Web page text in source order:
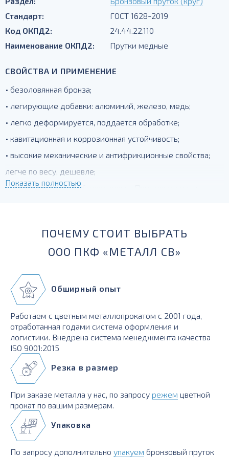
Стандарт:
ГОСТ 1628-2019
Код ОКПД2:
24.44.22.110
Наименование ОКПД2:
Прутки медные
СВОЙСТВА И ПРИМЕНЕНИЕ
• безоловянная бронза;
• легирующие добавки: алюминий, железо, медь;
• легко деформируется, поддается обработке;
• кавитационная и коррозионная устойчивость;
• высокие механические и антифрикционные свойства;
легче по весу, дешевле;
менее пластична, но более прочна.Применяется для
Показать полностью
ПОЧЕМУ СТОИТ ВЫБРАТЬ
ООО ПКФ «МЕТАЛЛ СВ»
Обширный опыт
Работаем с цветным металлопрокатом с 2001 года,
отработанная годами система оформления и
логистики. Внедрена система менеджмента качества
ISO 9001:2015
Резка в размер
При заказе металла у нас, по запросу режем цветной
прокат по вашим размерам.
Упаковка
По запросу дополнительно упакуем бронзовый пруток